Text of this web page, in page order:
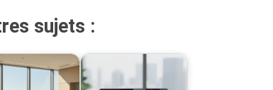
sujets :